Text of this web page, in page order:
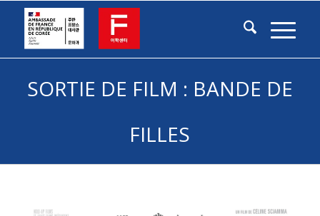
SORTIE DE FILM : BANDE DE
FILLES